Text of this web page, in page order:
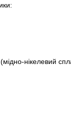
нікелевий